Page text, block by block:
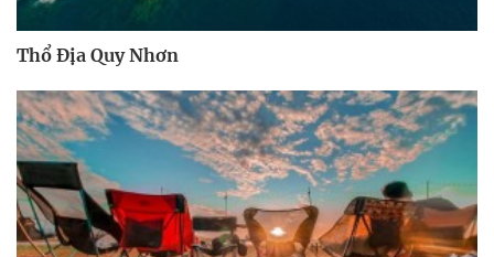
Thổ Địa Quy Nhơn